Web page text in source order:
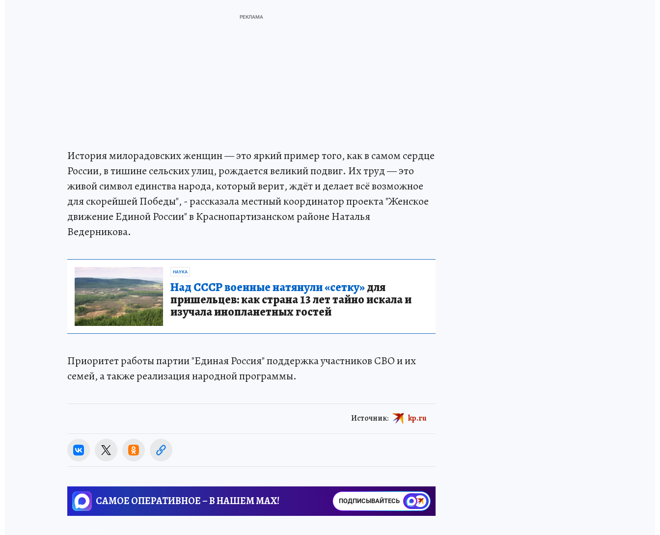
История милорадовских женщин — это яркий пример того, как в самом сердце
России, в тишине сельских улиц, рождается великий подвиг. Их труд — это
живой символ единства народа, который верит, ждёт и делает всё возможное
для скорейшей Победы", - рассказала местный координатор проекта "Женское
движение Единой России" в Краснопартизанском районе Наталья
Ведерникова.
НАУКА
Над СССР военные натянули «сетку»для
пришельцев: как страна 13 лет тайно искала и
изучала инопланетных гостей
Приоритет работы партии "Единая Россия" поддержка участников СВО и их
семей, а также реализация народной программы.
Источник: kp.ru
САМОЕ ОПЕРАТИВНОЕ – В НАШЕМ MAX! ПОДПИСЫВАЙТЕСЬ